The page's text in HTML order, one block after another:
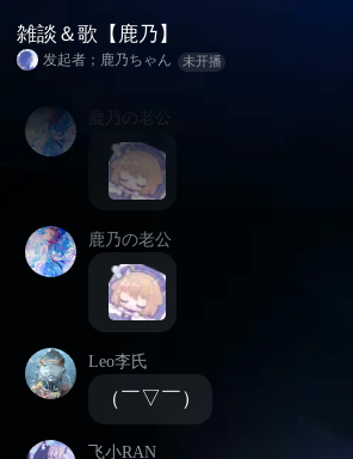
鹿乃の老公
鹿乃の老公
Leo李氏
（￣▽￣）
飞小RAN
雑談＆歌【鹿乃】
发起者；鹿乃ちゃん 未开播